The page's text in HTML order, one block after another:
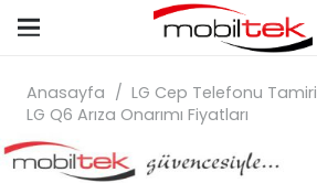
Anasayfa / LG Cep Telefonu Tamiri
LG Q6 Arıza Onarımı Fiyatları